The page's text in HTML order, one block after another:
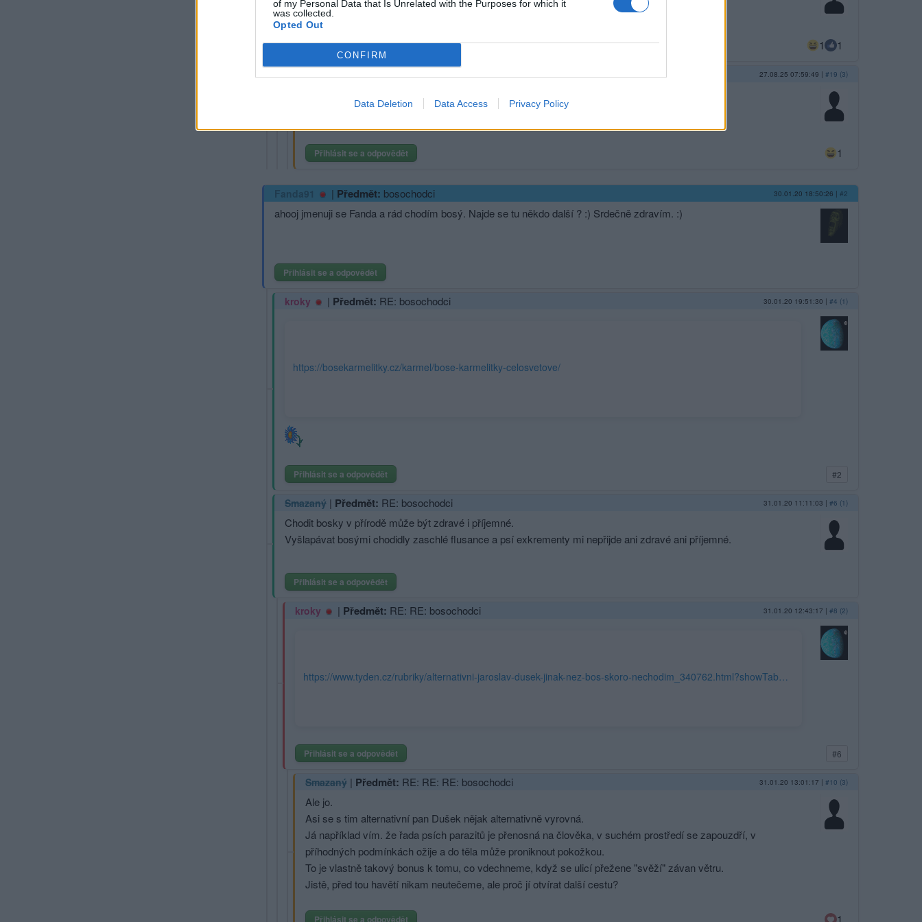
of my Personal Data that Is Unrelated with the Purposes for which it
was collected.
Opted Out
CONFIRM
Data Deletion Data Access Privacy Policy
Přihlásit se a odpovědět 1 1
Smazaný|Předmět:RE: RE: RE: 27.08.25 07:59:49 | #19 (3)
Přihlásit se a odpovědět 1
Fanda91 | Předmět: bosochodci 30.01.20 18:50:26 | #2
ahooj jmenuji se Fanda a rád chodím bosý. Najde se tu někdo další ? :) Srdečně zdravím. :)
Přihlásit se a odpovědět
kroky | Předmět: RE: bosochodci 30.01.20 19:51:30 | #4 (1)
https://bosekarmelitky.cz/karmel/bose-karmelitky-celosvetove/
Přihlásit se a odpovědět #2
Smazaný | Předmět: RE: bosochodci 31.01.20 11:11:03 | #6 (1)
Chodit bosky v přírodě může být zdravé i příjemné.
Vyšlapávat bosými chodidly zaschlé flusance a psí exkrementy mi nepřijde ani zdravé ani příjemné.
Přihlásit se a odpovědět
kroky | Předmět: RE: RE: bosochodci 31.01.20 12:43:17 | #8 (2)
https://www.tyden.cz/rubriky/alternativni-jaroslav-dusek-jinak-nez-bos-skoro-nechodim_340762.html?showTab=diskutovane
Přihlásit se a odpovědět #6
Smazaný | Předmět: RE: RE: RE: bosochodci 31.01.20 13:01:17 | #10 (3)
Ale jo.
Asi se s tim alternativní pan Dušek nějak alternativně vyrovná.
Já například vím. že řada psích parazitů je přenosná na člověka, v suchém prostředí se zapouzdří, v
příhodných podmínkách ožije a do těla může proniknout pokožkou.
To je vlastně takový bonus k tomu, co vdechneme, když se ulicí přežene "svěží" závan větru.
Jistě, před tou havětí nikam neutečeme, ale proč jí otvírat další cestu?
Přihlásit se a odpovědět 1